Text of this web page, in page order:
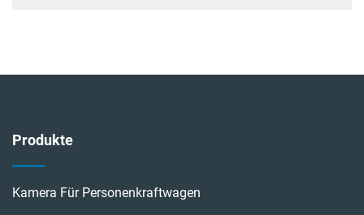
Produkte
Kamera Für Personenkraftwagen